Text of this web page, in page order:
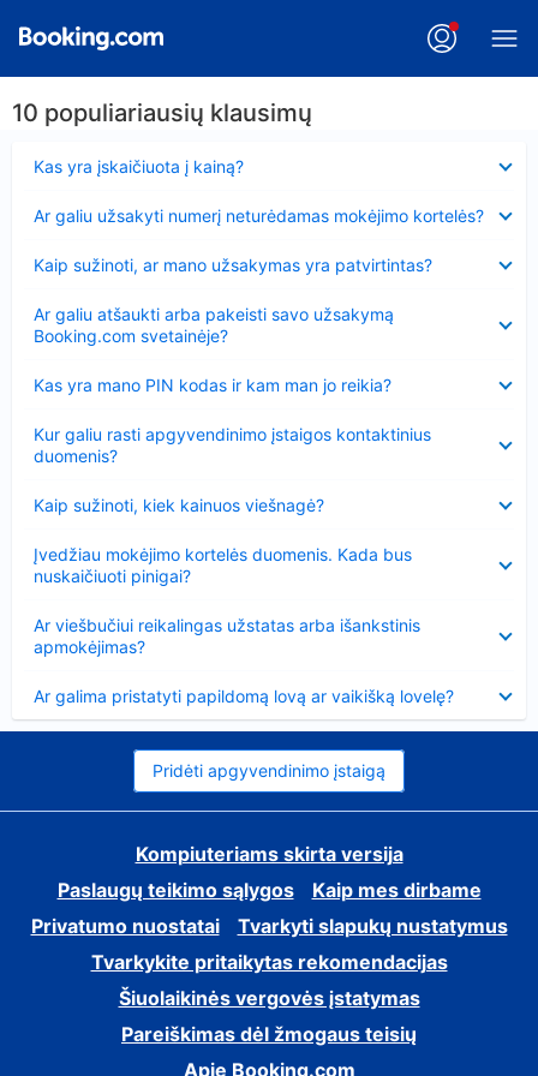
10 populiariausių klausimų
Kas yra įskaičiuota į kainą?
Ar galiu užsakyti numerį neturėdamas mokėjimo kortelės?
Kaip sužinoti, ar mano užsakymas yra patvirtintas?
Ar galiu atšaukti arba pakeisti savo užsakymą
Booking.com svetainėje?
Kas yra mano PIN kodas ir kam man jo reikia?
Kur galiu rasti apgyvendinimo įstaigos kontaktinius
duomenis?
Kaip sužinoti, kiek kainuos viešnagė?
Įvedžiau mokėjimo kortelės duomenis. Kada bus
nuskaičiuoti pinigai?
Ar viešbučiui reikalingas užstatas arba išankstinis
apmokėjimas?
Ar galima pristatyti papildomą lovą ar vaikišką lovelę?
Pridėti apgyvendinimo įstaigą
Kompiuteriams skirta versija
Paslaugų teikimo sąlygos
Kaip mes dirbame
Privatumo nuostatai
Tvarkyti slapukų nustatymus
Tvarkykite pritaikytas rekomendacijas
Šiuolaikinės vergovės įstatymas
Pareiškimas dėl žmogaus teisių
Apie Booking.com